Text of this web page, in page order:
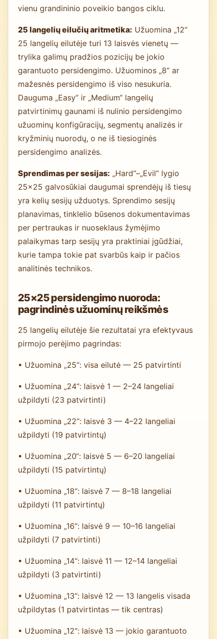
vienu grandininio poveikio bangos ciklu.
25 langelių eilučių aritmetika: Užuomina „12“
25 langelių eilutėje turi 13 laisvės vienetų —
trylika galimų pradžios pozicijų be jokio
garantuoto persidengimo. Užuominos „8“ ar
mažesnės persidengimo iš viso nesukuria.
Dauguma „Easy“ ir „Medium“ langelių
patvirtinimų gaunami iš nulinio persidengimo
užuominų konfigūracijų, segmentų analizės ir
kryžminių nuorodų, o ne iš tiesioginės
persidengimo analizės.
Sprendimas per sesijas: „Hard“–„Evil“ lygio
25×25 galvosūkiai daugumai sprendėjų iš tiesų
yra kelių sesijų užduotys. Sprendimo sesijų
planavimas, tinklelio būsenos dokumentavimas
per pertraukas ir nuoseklaus žymėjimo
palaikymas tarp sesijų yra praktiniai įgūdžiai,
kurie tampa tokie pat svarbūs kaip ir pačios
analitinės technikos.
25×25 persidengimo nuoroda:
pagrindinės užuominų reikšmės
25 langelių eilutėje šie rezultatai yra efektyvaus
pirmojo perėjimo pagrindas:
• Užuomina „25“: visa eilutė — 25 patvirtinti
• Užuomina „24“: laisvė 1 — 2–24 langeliai
užpildyti (23 patvirtinti)
• Užuomina „22“: laisvė 3 — 4–22 langeliai
užpildyti (19 patvirtintų)
• Užuomina „20“: laisvė 5 — 6–20 langeliai
užpildyti (15 patvirtintų)
• Užuomina „18“: laisvė 7 — 8–18 langeliai
užpildyti (11 patvirtintų)
• Užuomina „16“: laisvė 9 — 10–16 langeliai
užpildyti (7 patvirtinti)
• Užuomina „14“: laisvė 11 — 12–14 langeliai
užpildyti (3 patvirtinti)
• Užuomina „13“: laisvė 12 — 13 langelis visada
užpildytas (1 patvirtintas — tik centras)
• Užuomina „12“: laisvė 13 — jokio garantuoto